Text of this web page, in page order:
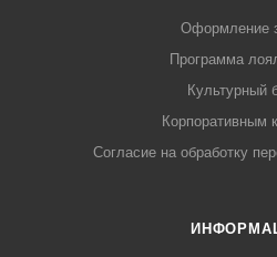
Оформление
Программа
Культурный
Корпоративным
Согласие на обработку